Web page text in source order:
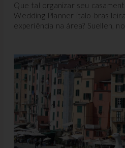
Que tal organizar seu
Wedding Planner ítalo-
experiência na área? Suellen,